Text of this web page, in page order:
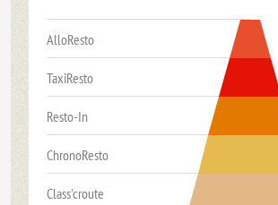
AlloResto
TaxiResto
Resto-In
ChronoResto
Class'croute